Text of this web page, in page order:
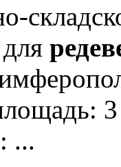
3
...